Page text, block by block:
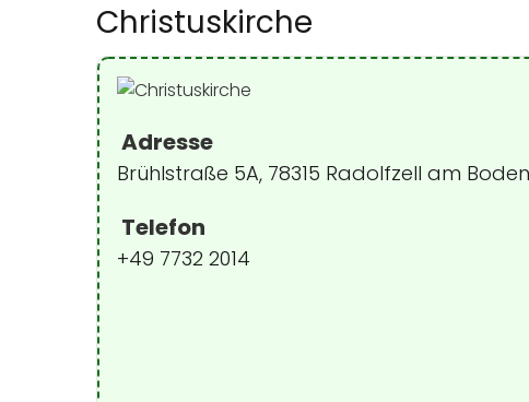
Christuskirche
Adresse
Brühlstraße 5A, 78315 Radolfzell am
Telefon
+49 7732 2014